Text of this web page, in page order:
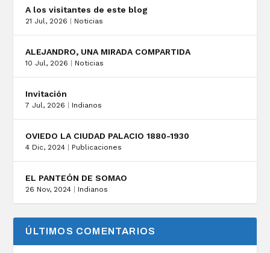
A los visitantes de este blog
21 Jul, 2026 | Noticias
ALEJANDRO, UNA MIRADA COMPARTIDA
10 Jul, 2026 | Noticias
Invitación
7 Jul, 2026 | Indianos
OVIEDO LA CIUDAD PALACIO 1880-1930
4 Dic, 2024 | Publicaciones
EL PANTEÓN DE SOMAO
26 Nov, 2024 | Indianos
ÚLTIMOS COMENTARIOS